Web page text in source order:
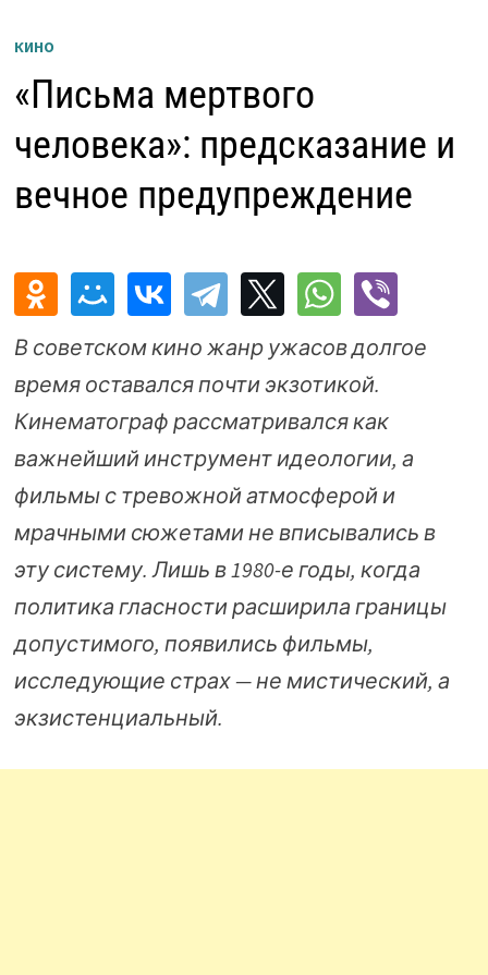
КИНО
«Письма мертвого
человека»: предсказание и
вечное предупреждение
В советском кино жанр ужасов долгое
время оставался почти экзотикой.
Кинематограф рассматривался как
важнейший инструмент идеологии, а
фильмы с тревожной атмосферой и
мрачными сюжетами не вписывались в
эту систему. Лишь в 1980-е годы, когда
политика гласности расширила границы
допустимого, появились фильмы,
исследующие страх — не мистический, а
экзистенциальный.